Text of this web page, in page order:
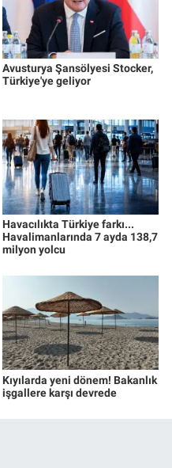
Avusturya Şansölyesi Stocker,
Türkiye'ye geliyor
Havacılıkta Türkiye farkı...
Havalimanlarında 7 ayda 138,7
milyon yolcu
Kıyılarda yeni dönem! Bakanlık
işgallere karşı devrede